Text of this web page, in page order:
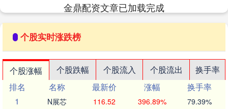
金鼎配资文章已加载完成
个股实时涨跌榜
个股涨幅 个股跌幅 个股流入 个股流出
换手率
排名
名称 最新价 涨幅
换手率
1
N展芯 116.52 396.89% 79.39%